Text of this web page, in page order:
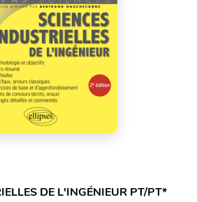
DE L'INGÉNIEUR PT/PT*